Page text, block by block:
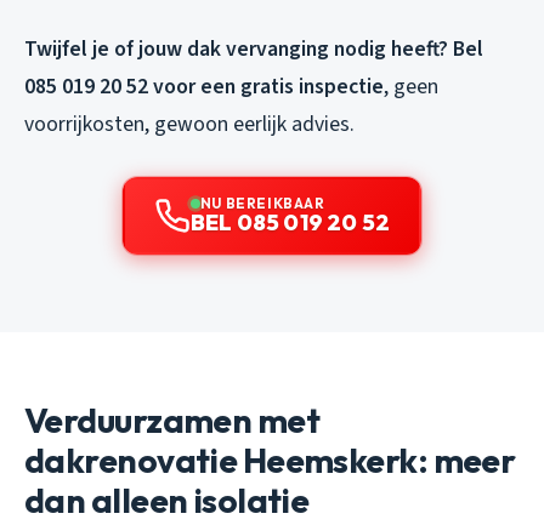
Twijfel je of jouw dak vervanging nodig heeft? Bel
085 019 20 52 voor een gratis inspectie, geen
voorrijkosten, gewoon eerlijk advies.
NU BEREIKBAAR
BEL 085 019 20 52
Verduurzamen met
dakrenovatie Heemskerk: meer
dan alleen isolatie